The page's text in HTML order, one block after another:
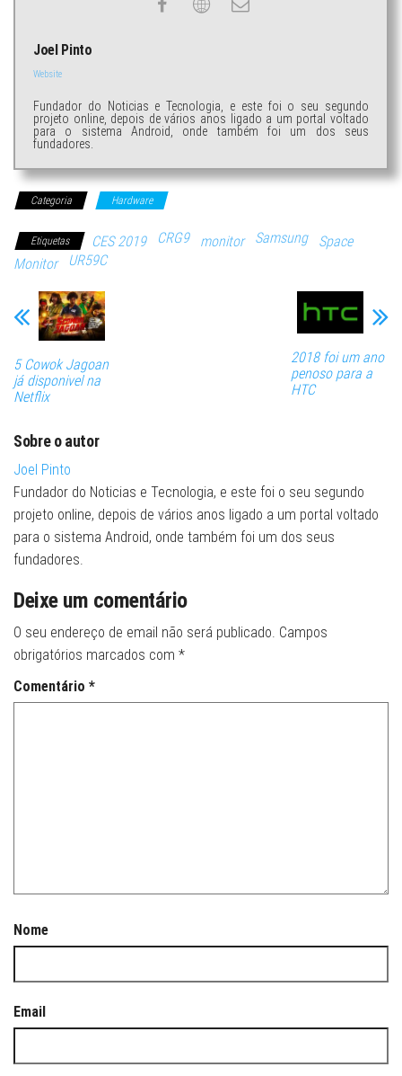
Joel Pinto
Website
Fundador do Noticias e Tecnologia, e este foi o seu segundo
projeto online, depois de vários anos ligado a um portal voltado
para o sistema Android, onde também foi um dos seus
fundadores.
Categoria Hardware
Etiquetas CES 2019 CRG9 monitor Samsung
Space
Monitor
UR59C
5 Cowok Jagoan
já disponivel na
Netflix
2018 foi um ano
penoso para a
HTC
Sobre o autor
Joel Pinto
Fundador do Noticias e Tecnologia, e este foi o seu segundo
projeto online, depois de vários anos ligado a um portal voltado
para o sistema Android, onde também foi um dos seus
fundadores.
Deixe um comentário
O seu endereço de email não será publicado. Campos
obrigatórios marcados com *
Comentário *
Nome
Email